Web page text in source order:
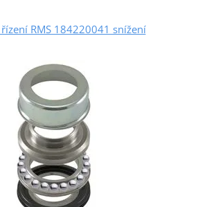
RMS 184220041 snížení